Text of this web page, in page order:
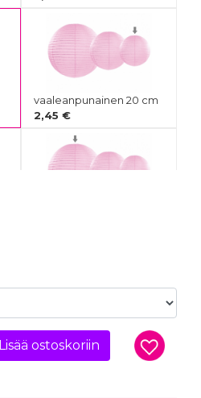
vaaleanpunainen 20 cm
2,45 €
Lisää ostoskoriin